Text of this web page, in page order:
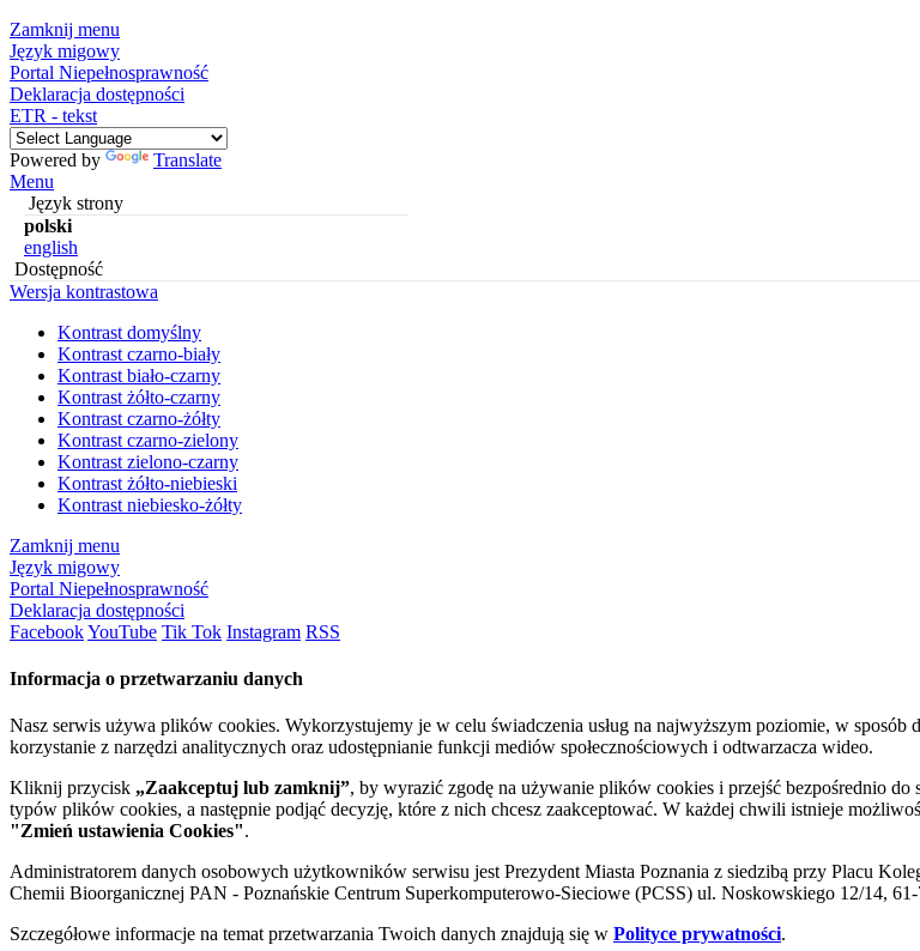
Zamknij menu
Język migowy
Portal Niepełnosprawność
Deklaracja dostępności
ETR - tekst
Powered by
Translate
Menu
Język strony
polski
english
Dostępność
Wersja kontrastowa
Kontrast domyślny
Kontrast czarno-biały
Kontrast biało-czarny
Kontrast żółto-czarny
Kontrast czarno-żółty
Kontrast czarno-zielony
Kontrast zielono-czarny
Kontrast żółto-niebieski
Kontrast niebiesko-żółty
Zamknij menu
Język migowy
Portal Niepełnosprawność
Deklaracja dostępności
FacebookYouTube Tik Tok Instagram RSS
Informacja o przetwarzaniu danych
Nasz serwis używa plików cookies. Wykorzystujemy je w celu świadczenia usług na najwyższym poziomie, w
korzystanie z narzędzi analitycznych oraz udostępnianie funkcji mediów społecznościowych i odtwarzacza wideo.
Kliknij przycisk „Zaakceptuj lub zamknij”, by wyrazić zgodę na używanie plików cookies i przejść bezpośrednio do
typów plików cookies, a następnie podjąć decyzję, które z nich chcesz zaakceptować. W każdej chwili istnieje
"Zmień ustawienia Cookies".
Administratorem danych osobowych użytkowników serwisu jest Prezydent Miasta Poznania z siedzibą przy Placu
Chemii Bioorganicznej PAN - Poznańskie Centrum Superkomputerowo-Sieciowe (PCSS) ul. Noskowskiego 12/14, 61-
Szczegółowe informacje na temat przetwarzania Twoich danych znajdują się w Polityce prywatności.